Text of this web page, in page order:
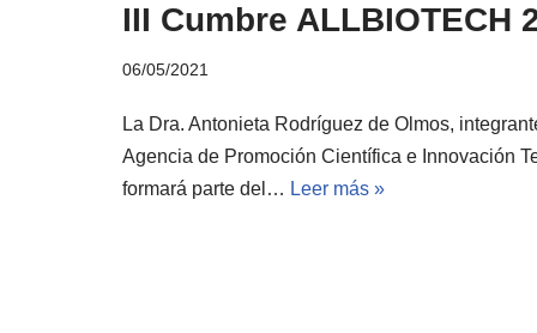
III Cumbre ALLBIOTECH
06/05/2021
La Dra. Antonieta Rodríguez de Olmos,
Agencia de Promoción Científica e Innovación
formará parte del… Leer más »